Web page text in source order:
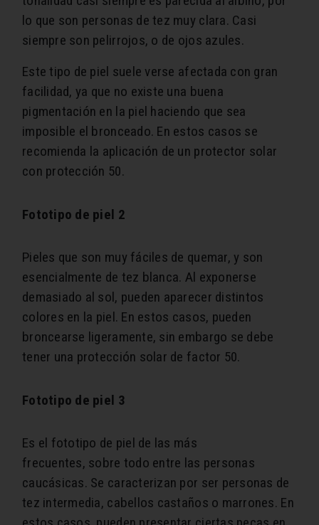
lo que son personas de tez muy clara. Casi
siempre son pelirrojos, o de ojos azules.
Este tipo de piel suele verse afectada con gran
facilidad, ya que no existe una buena
pigmentación en la piel haciendo que sea
imposible el bronceado. En estos casos se
recomienda la aplicación de un protector solar
con protección 50.
Fototipo de piel 2
Pieles que son muy fáciles de quemar, y son
esencialmente de tez blanca. Al exponerse
demasiado al sol, pueden aparecer distintos
colores en la piel. En estos casos, pueden
broncearse ligeramente, sin embargo se debe
tener una protección solar de factor 50.
Fototipo de piel 3
Es el fototipo de piel de las más
frecuentes, sobre todo entre las personas
caucásicas. Se caracterizan por ser personas de
tez intermedia, cabellos castaños o marrones. En